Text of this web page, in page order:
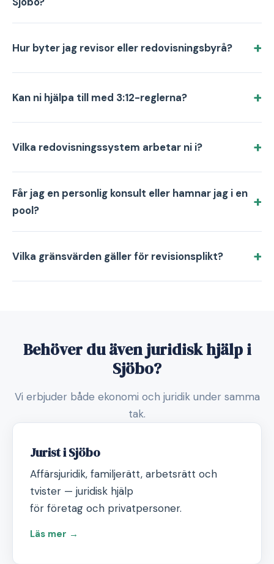
Hur byter jag revisor eller redovisningsbyrå?
Kan ni hjälpa till med 3:12-reglerna?
Vilka redovisningssystem arbetar ni i?
Får jag en personlig konsult eller hamnar jag i en
pool?
Vilka gränsvärden gäller för revisionsplikt?
Behöver du även juridisk hjälp i
Sjöbo?
Vi erbjuder både ekonomi och juridik under samma
tak.
Jurist i Sjöbo
Affärsjuridik, familjerätt, arbetsrätt och
tvister — juridisk hjälp
för företag och privatpersoner.
Läs mer →